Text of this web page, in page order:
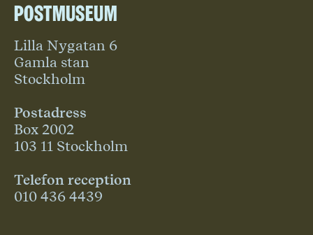
Postmuseum
Lilla Nygatan 6
Gamla stan
Stockholm
Postadress
Box 2002
103 11 Stockholm
Telefon reception
010 436 4439